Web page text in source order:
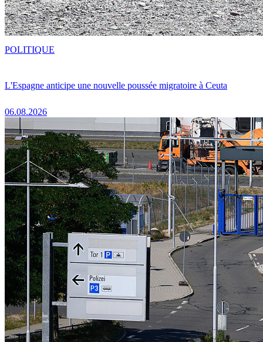
L'Espagne anticipe une nouvelle poussée migratoire à Ceuta
06.08.2026
POLITIQUE